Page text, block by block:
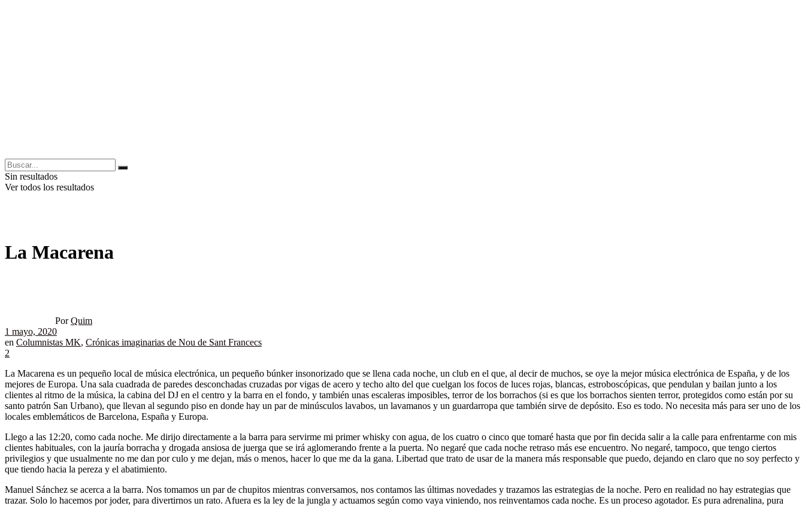
Sin resultados
Ver todos los resultados
La Macarena
Por Quim
1 mayo, 2020
en Columnistas MK, Crónicas imaginarias de Nou de Sant Francecs
2
La Macarena es un pequeño local de música electrónica, un pequeño búnker insonorizado que se llena cada noche, un club en el que, al decir de muchos, se oye la mejor música electrónica de España, y de los
mejores de Europa. Una sala cuadrada de paredes desconchadas cruzadas por vigas de acero y techo alto del que cuelgan los focos de luces rojas, blancas, estroboscópicas, que pendulan y bailan junto a los
clientes al ritmo de la música, la cabina del DJ en el centro y la barra en el fondo, y también unas escaleras imposibles, terror de los borrachos (si es que los borrachos sienten terror, protegidos como están por su
santo patrón San Urbano), que llevan al segundo piso en donde hay un par de minúsculos lavabos, un lavamanos y un guardarropa que también sirve de depósito. Eso es todo. No necesita más para ser uno de los
locales emblemáticos de Barcelona, España y Europa.
Llego a las 12:20, como cada noche. Me dirijo directamente a la barra para servirme mi primer whisky con agua, de los cuatro o cinco que tomaré hasta que por fin decida salir a la calle para enfrentarme con mis
clientes habituales, con la jauría borracha y drogada ansiosa de juerga que se irá aglomerando frente a la puerta. No negaré que cada noche retraso más ese encuentro. No negaré, tampoco, que tengo ciertos
privilegios y que usualmente no me dan por culo y me dejan, más o menos, hacer lo que me da la gana. Libertad que trato de usar de la manera más responsable que puedo, dejando en claro que no soy perfecto y
que tiendo hacia la pereza y el abatimiento.
Manuel Sánchez se acerca a la barra. Nos tomamos un par de chupitos mientras conversamos, nos contamos las últimas novedades y trazamos las estrategias de la noche. Pero en realidad no hay estrategias que
trazar. Solo lo hacemos por joder, para divertirnos un rato. Afuera es la ley de la jungla y actuamos según como vaya viniendo, nos reinventamos cada noche. Es un proceso agotador. Es pura adrenalina, pura